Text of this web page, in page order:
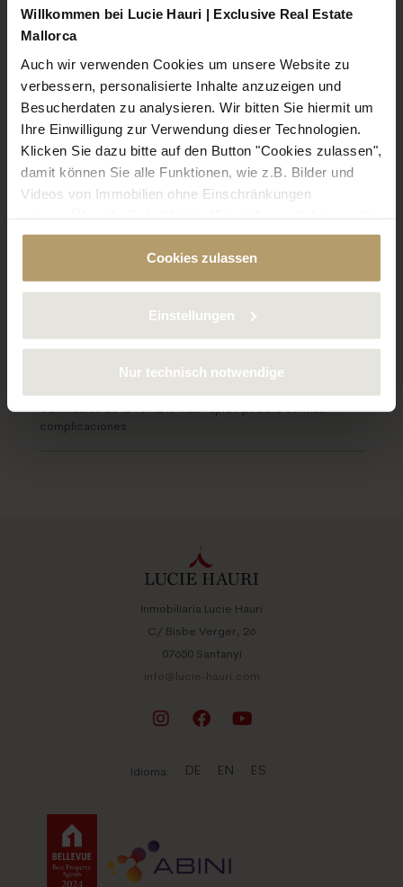
Willkommen bei Lucie Hauri | Exclusive Real Estate
Mallorca
Auch wir verwenden Cookies um unsere Website zu
verbessern, personalisierte Inhalte anzuzeigen und
Besucherdaten zu analysieren. Wir bitten Sie hiermit um
Ihre Einwilligung zur Verwendung dieser Technologien.
Klicken Sie dazu bitte auf den Button "Cookies zulassen",
damit können Sie alle Funktionen, wie z.B. Bilder und
Videos von Immobilien ohne Einschränkungen
bestimmte Cookies und Technologien gezielt
deaktivieren. Weitere Informationen über die von uns
verwendeten Cookies finden Sie in unserer
Cookies zulassen
Einstellungen
Nur technisch notwendige
haremos una visita personal y exhaustiva con fotografías
2 Valoración del precio de mercado
buscar el mejor precio posible que se pueda obtener.
3 Encontrar el comprador idóneo
cuidadosamente seleccionados, puedan llevar a cabo la
compra.
4 Cierre del contrato
En cooperación con nuestros asesores especialistas en
tramitación de la venta lo más rápido posible sin más
complicaciones.
Inmobiliaria Lucie Hauri
C/ Bisbe Verger, 26
07650 Santanyí
info@lucie-hauri.com
Idioma: DE EN ES